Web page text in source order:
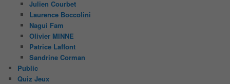
Julien Courbet
Laurence Boccolini
Nagui Fam
Olivier MINNE
Patrice Laffont
Sandrine Corman
Public
Quiz Jeux